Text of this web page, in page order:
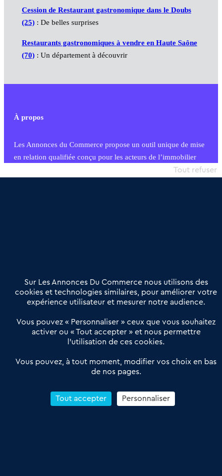
Cession de Restaurant gastronomique dans le Doubs
(25): De belles surprises
Restaurants gastronomiques à vendre en Haute Saône
(70): Un département à découvrir
À propos
Les Annonces du Commerce propose un outil unique de mise
en relation qualifiée conçu pour les acteurs de l’immobilier
commercial et les collectivités territoriales, simple et intégrant
Offres Pro
Actualités
Qui sommes nous ?
Derniers articles
Réseau 3C : un partenaire national dédié aux transactions
Petitscommerces : Un partenariat au service du commerce de
proximité et des territoires
Reprendre un Restaurant Rapide
Sur Les Annonces Du Commerce nous utilisons des
cookies et technologies similaires, pour améliorer votre
expérience utilisateur et mesurer notre audience.
Vous pouvez « Personnaliser » ceux que vous souhaitez
activer ou « Tout accepter » et nous permettre
l’utilisation de ces cookies.
Vous pouvez, à tout moment, modifier vos choix en bas
de nos pages.
Tout accepter
Tout refuser
Personnaliser